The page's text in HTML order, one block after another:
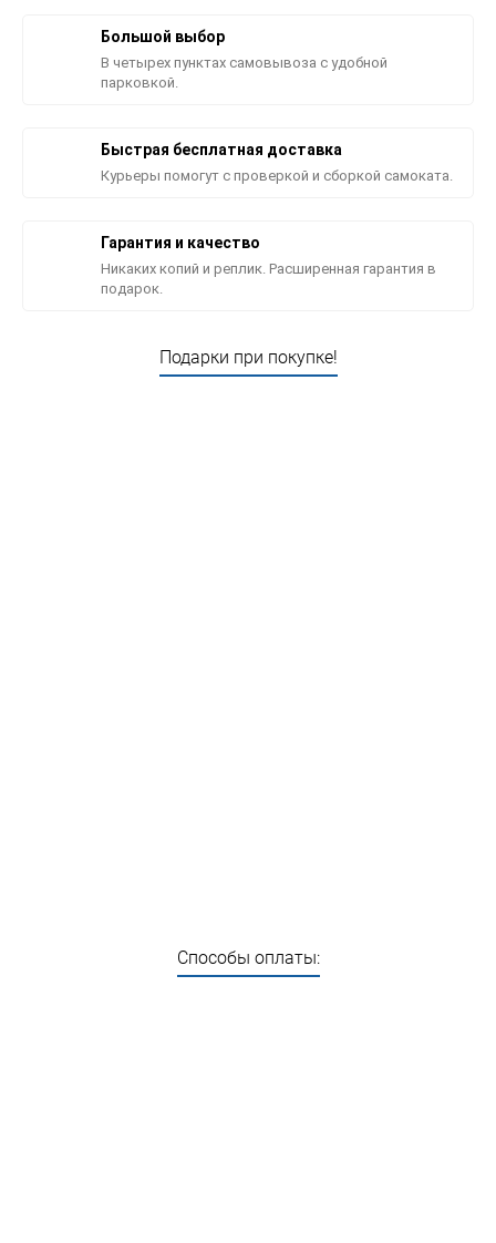
Большой выбор
В четырех пунктах самовывоза с удобной
парковкой.
Быстрая бесплатная доставка
Курьеры помогут с проверкой и сборкой самоката.
Гарантия и качество
Никаких копий и реплик. Расширенная гарантия в
подарок.
Подарки при покупке!
Способы оплаты: